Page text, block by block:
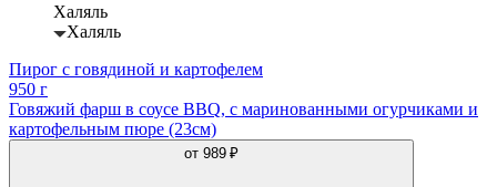
Халяль
Халяль
Пирог с говядиной и картофелем
950 г
Говяжий фарш в соусе BBQ, с маринованными огурчиками и
картофельным пюре (23см)
от 989 ₽